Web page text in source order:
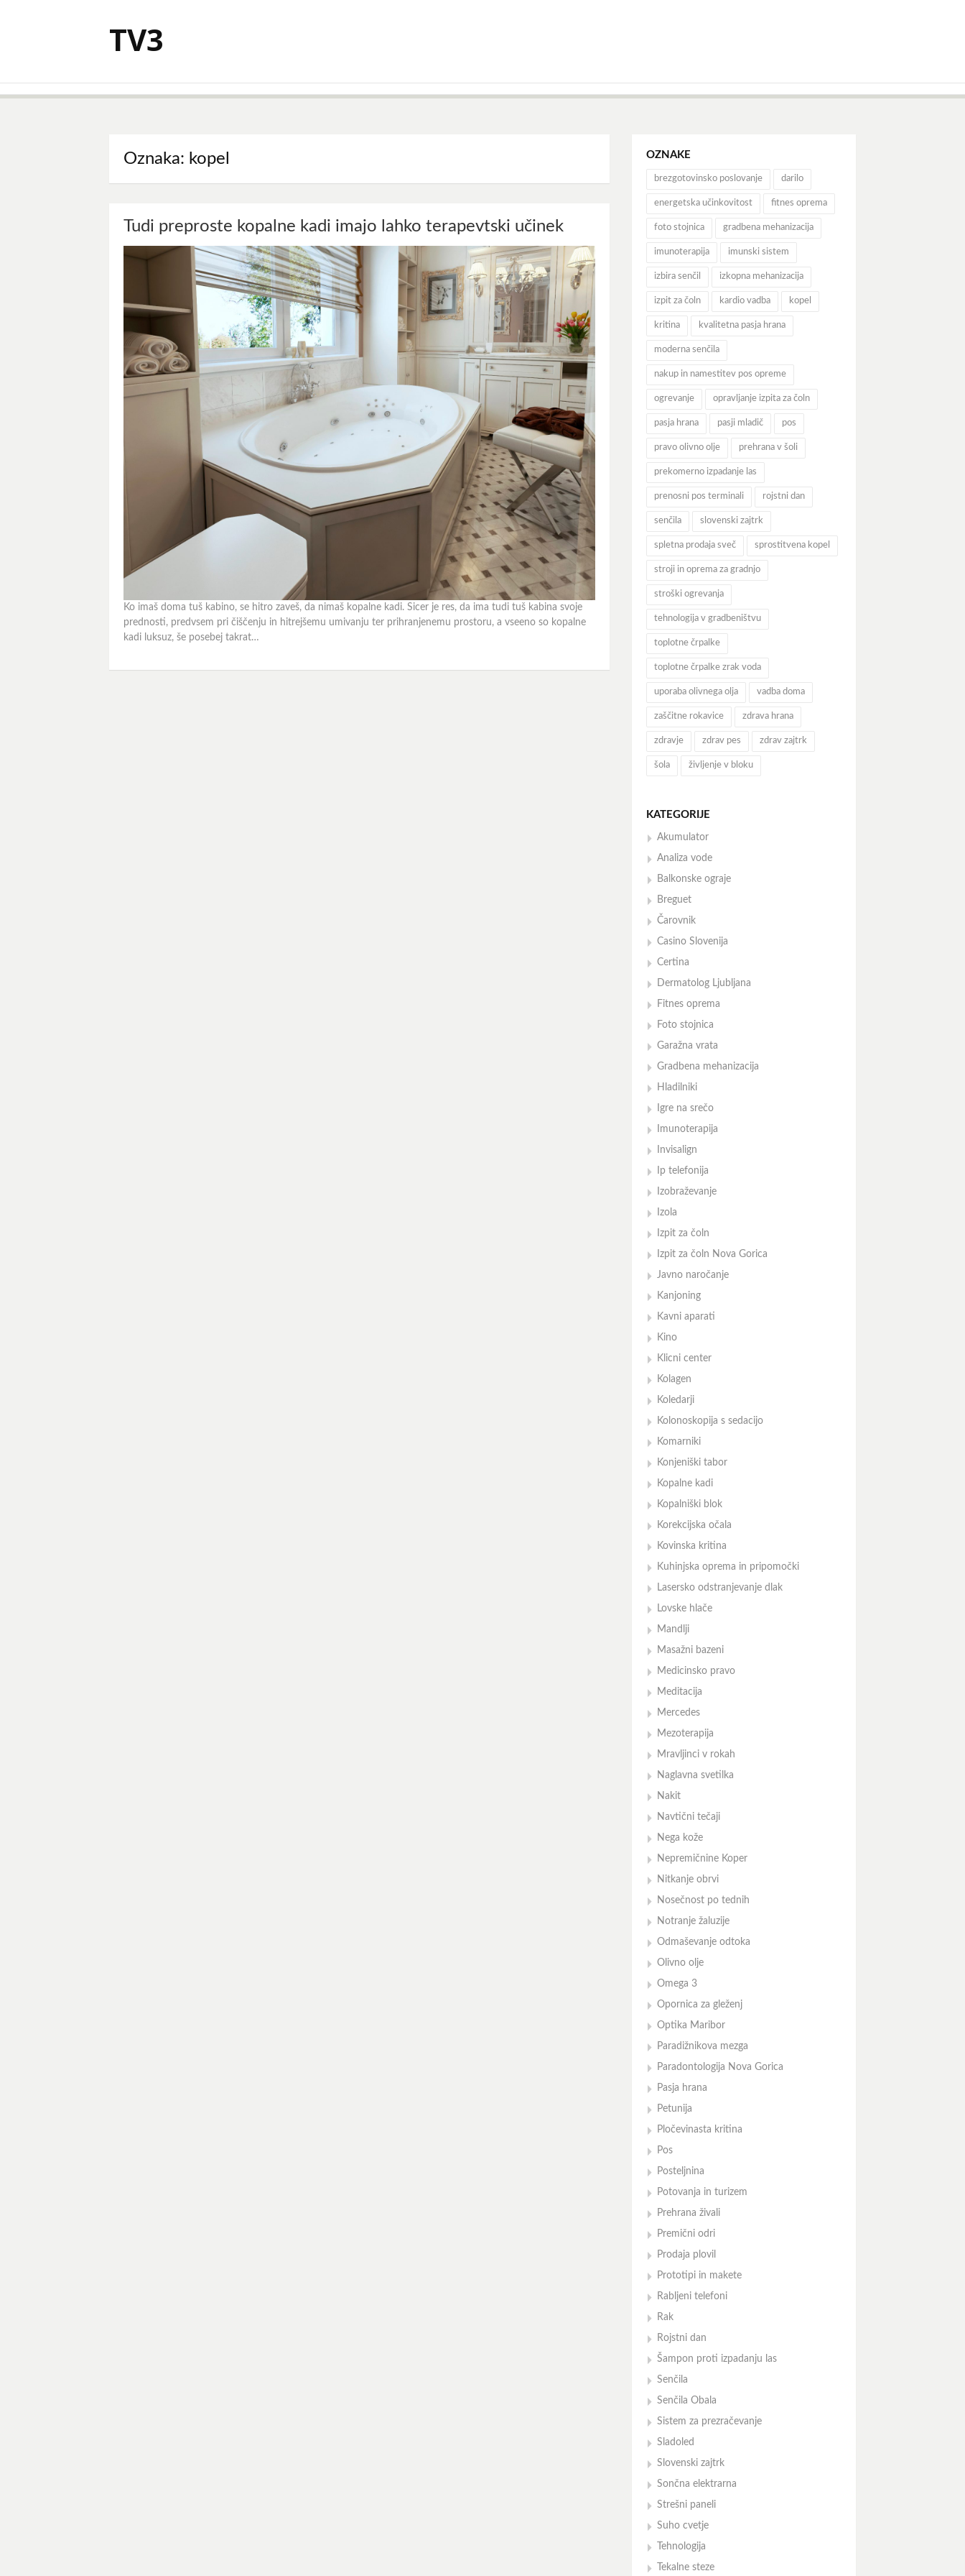
TV3
Oznaka: kopel
Tudi preproste kopalne kadi imajo lahko terapevtski učinek
Ko imaš doma tuš kabino, se hitro zaveš, da nimaš kopalne kadi. Sicer je res, da ima tudi tuš kabina svoje
prednosti, predvsem pri čiščenju in hitrejšemu umivanju ter prihranjenemu prostoru, a vseeno so kopalne
kadi luksuz, še posebej takrat…
OZNAKE
brezgotovinsko poslovanje darilo
energetska učinkovitost fitnes oprema
foto stojnica gradbena mehanizacija
imunoterapija imunski sistem
izbira senčil izkopna mehanizacija
izpit za čoln kardio vadba kopel
kritina kvalitetna pasja hrana
moderna senčila
nakup in namestitev pos opreme
ogrevanje opravljanje izpita za čoln
pasja hrana pasji mladič pos
pravo olivno olje prehrana v šoli
prekomerno izpadanje las
prenosni pos terminali rojstni dan
senčila slovenski zajtrk
spletna prodaja sveč sprostitvena kopel
stroji in oprema za gradnjo
stroški ogrevanja
tehnologija v gradbeništvu
toplotne črpalke
toplotne črpalke zrak voda
uporaba olivnega olja vadba doma
zaščitne rokavice zdrava hrana
zdravje zdrav pes zdrav zajtrk
šola življenje v bloku
KATEGORIJE
Akumulator
Analiza vode
Balkonske ograje
Breguet
Čarovnik
Casino Slovenija
Certina
Dermatolog Ljubljana
Fitnes oprema
Foto stojnica
Garažna vrata
Gradbena mehanizacija
Hladilniki
Igre na srečo
Imunoterapija
Invisalign
Ip telefonija
Izobraževanje
Izola
Izpit za čoln
Izpit za čoln Nova Gorica
Javno naročanje
Kanjoning
Kavni aparati
Kino
Klicni center
Kolagen
Koledarji
Kolonoskopija s sedacijo
Komarniki
Konjeniški tabor
Kopalne kadi
Kopalniški blok
Korekcijska očala
Kovinska kritina
Kuhinjska oprema in pripomočki
Lasersko odstranjevanje dlak
Lovske hlače
Mandlji
Masažni bazeni
Medicinsko pravo
Meditacija
Mercedes
Mezoterapija
Mravljinci v rokah
Naglavna svetilka
Nakit
Navtični tečaji
Nega kože
Nepremičnine Koper
Nitkanje obrvi
Nosečnost po tednih
Notranje žaluzije
Odmaševanje odtoka
Olivno olje
Omega 3
Opornica za gleženj
Optika Maribor
Paradižnikova mezga
Paradontologija Nova Gorica
Pasja hrana
Petunija
Pločevinasta kritina
Pos
Posteljnina
Potovanja in turizem
Prehrana živali
Premični odri
Prodaja plovil
Prototipi in makete
Rabljeni telefoni
Rak
Rojstni dan
Šampon proti izpadanju las
Senčila
Senčila Obala
Sistem za prezračevanje
Sladoled
Slovenski zajtrk
Sončna elektrarna
Strešni paneli
Suho cvetje
Tehnologija
Tekalne steze